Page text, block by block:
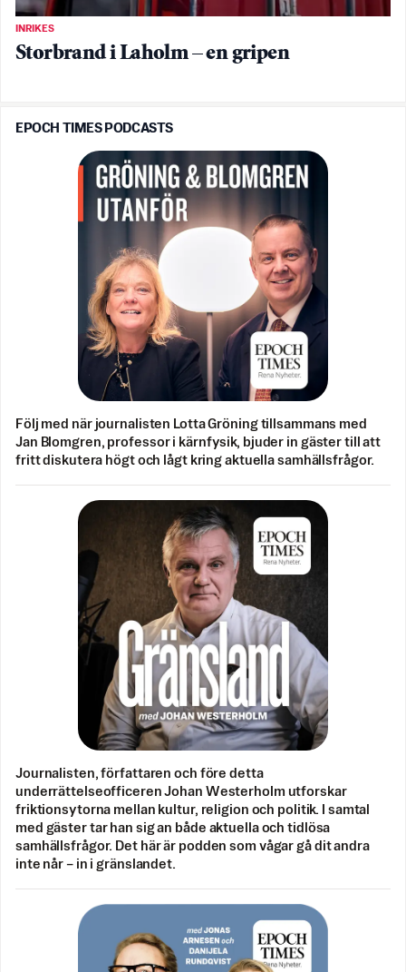
INRIKES
Storbrand i Laholm – en gripen
EPOCH TIMES PODCASTS
Följ med när journalisten Lotta Gröning tillsammans med
Jan Blomgren, professor i kärnfysik, bjuder in gäster till att
fritt diskutera högt och lågt kring aktuella samhällsfrågor.
Journalisten, författaren och före detta
underrättelseofficeren Johan Westerholm utforskar
friktionsytorna mellan kultur, religion och politik. I samtal
med gäster tar han sig an både aktuella och tidlösa
samhällsfrågor. Det här är podden som vågar gå dit andra
inte når – in i gränslandet.